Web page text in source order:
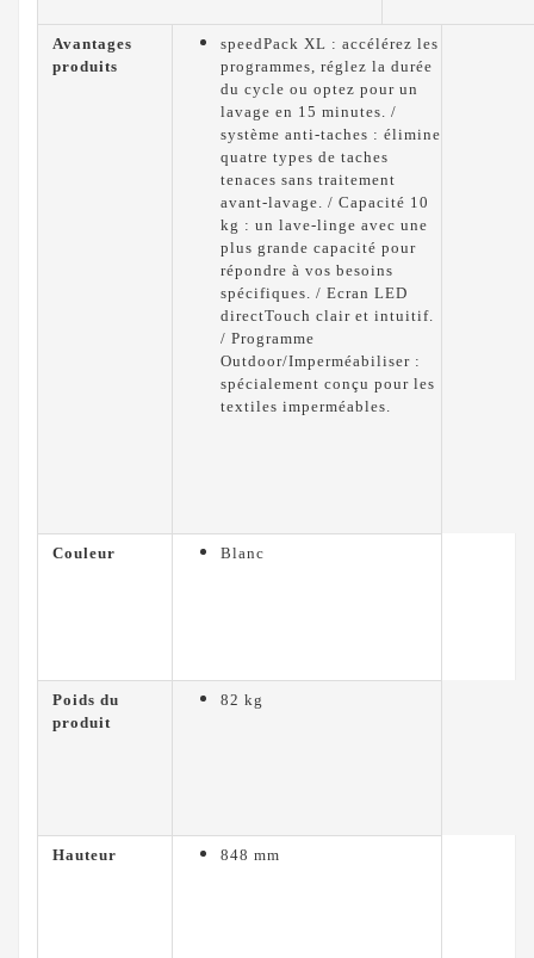
Avantages
produits
speedPack XL : accélérez les
programmes, réglez la durée
du cycle ou optez pour un
lavage en 15 minutes. /
système anti-taches : élimine
quatre types de taches
tenaces sans traitement
avant-lavage. / Capacité 10
kg : un lave-linge avec une
plus grande capacité pour
répondre à vos besoins
spécifiques. / Ecran LED
directTouch clair et intuitif.
/ Programme
Outdoor/Imperméabiliser :
spécialement conçu pour les
textiles imperméables.
Couleur Blanc
Poids du
produit
82 kg
Hauteur 848 mm